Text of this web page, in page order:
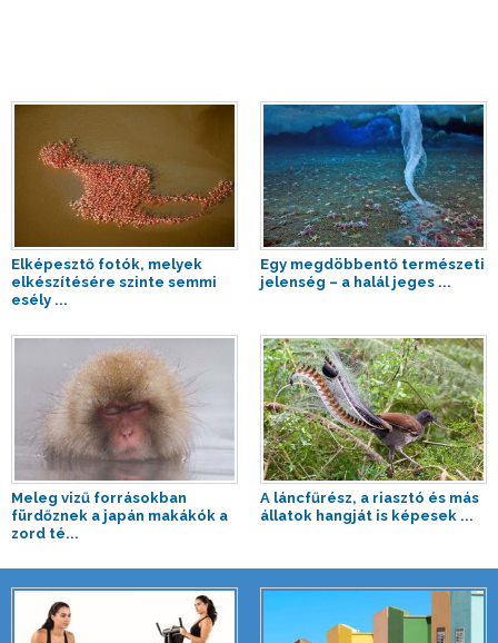
Elképesztő fotók, melyek
elkészítésére szinte semmi
esély ...
Egy megdöbbentő természeti
jelenség – a halál jeges ...
Meleg vizű forrásokban
fürdőznek a japán makákók a
zord té...
A láncfűrész, a riasztó és más
állatok hangját is képesek ...